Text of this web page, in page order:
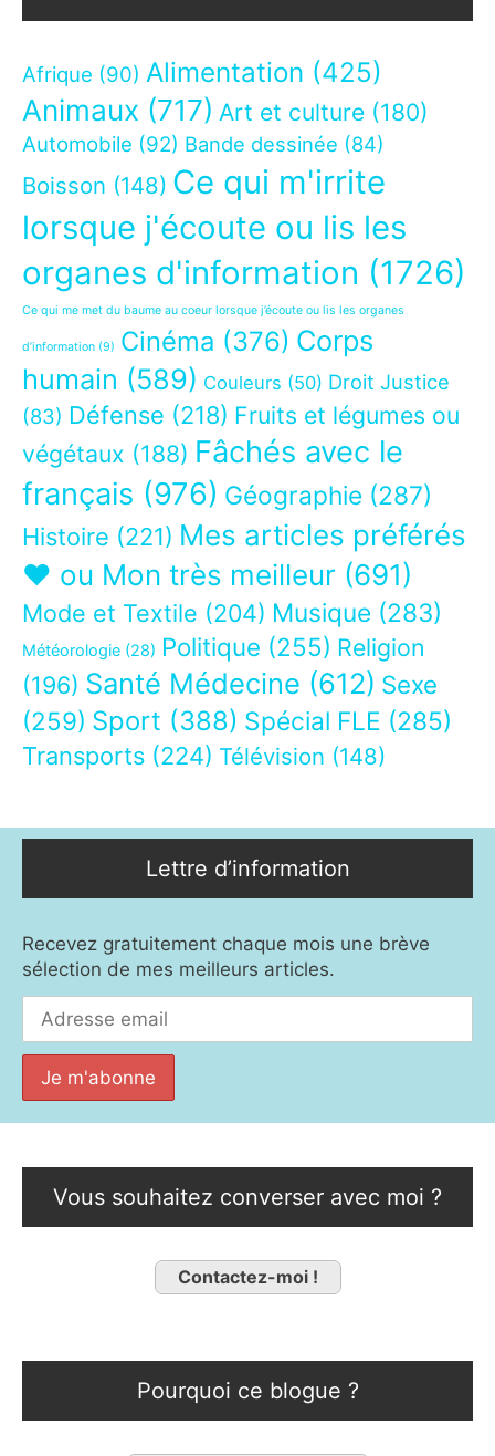
Afrique (90) Alimentation (425)
Animaux (717) Art et culture (180)
Automobile (92) Bande dessinée (84)
Boisson (148) Ce qui m'irrite
lorsque j'écoute ou lis les
organes d'information (1726)
Ce qui me met du baume au coeur lorsque j’écoute ou lis les organes
d’information (9) Cinéma (376) Corps
humain (589) Couleurs (50) Droit Justice
(83) Défense (218) Fruits et légumes ou
végétaux (188) Fâchés avec le
français (976) Géographie (287)
Histoire (221) Mes articles préférés
❤ ou Mon très meilleur (691)
Mode et Textile (204) Musique (283)
Météorologie (28) Politique (255) Religion
(196) Santé Médecine (612) Sexe
(259) Sport (388) Spécial FLE (285)
Transports (224) Télévision (148)
Lettre d’information
Recevez gratuitement chaque mois une brève
sélection de mes meilleurs articles.
Vous souhaitez converser avec moi ?
Contactez-moi !
Pourquoi ce blogue ?